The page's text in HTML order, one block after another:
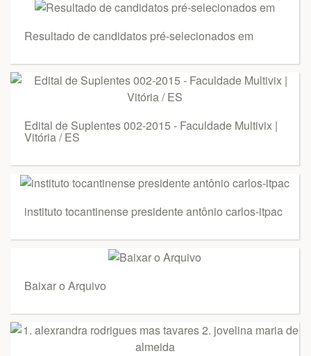
Resultado de candidatos pré-selecionados em
Edital de Suplentes 002-2015 - Faculdade Multivix |
Vitória / ES
instituto tocantinense presidente antônio carlos-itpac
Baixar o Arquivo